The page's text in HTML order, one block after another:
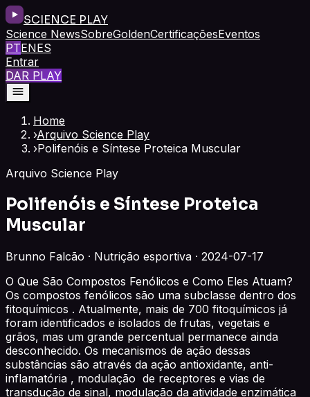
SCIENCE PLAY
Science NewsSobreGoldenCertificaçõesEventos
PTENES
Entrar
DAR PLAY
Home
›Arquivo Science Play
›Polifenóis e Síntese Proteica Muscular
Arquivo Science Play
Polifenóis e Síntese Proteica
Muscular
Brunno Falcão · Nutrição esportiva · 2024-07-17
O Que São Compostos Fenólicos e Como Eles Atuam?
Os compostos fenólicos são uma subclasse dentro dos
fitoquímicos . Atualmente, mais de 700 fitoquímicos já
foram identificados e isolados de frutas, vegetais e
grãos, mas um grande percentual permanece ainda
desconhecido. Os mecanismos de ação dessas
substâncias são através da ação antioxidante, anti-
inflamatória , modulação de receptores e vias de
transdução de sinal, modulação da atividade enzimática